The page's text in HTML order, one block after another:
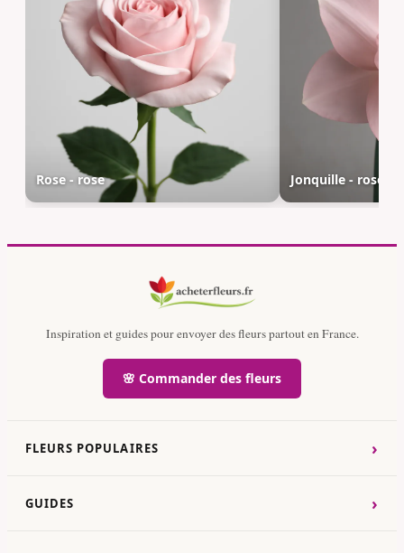
Rose - rose Jonquille - rose
Inspiration et guides pour envoyer des fleurs partout en France.
🌸 Commander des fleurs
FLEURS POPULAIRES ›
GUIDES ›